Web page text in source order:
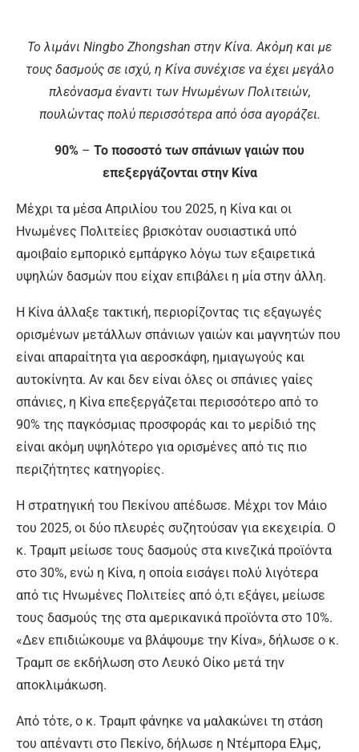
Το λιμάνι Ningbo Zhongshan στην Κίνα. Ακόμη και με
τους δασμούς σε ισχύ, η Κίνα συνέχισε να έχει μεγάλο
πλεόνασμα έναντι των Ηνωμένων Πολιτειών,
πουλώντας πολύ περισσότερα από όσα αγοράζει.
90% – Το ποσοστό των σπάνιων γαιών που
επεξεργάζονται στην Κίνα
Μέχρι τα μέσα Απριλίου του 2025, η Κίνα και οι
Ηνωμένες Πολιτείες βρισκόταν ουσιαστικά υπό
αμοιβαίο εμπορικό εμπάργκο λόγω των εξαιρετικά
υψηλών δασμών που είχαν επιβάλει η μία στην άλλη.
Η Κίνα άλλαξε τακτική, περιορίζοντας τις εξαγωγές
ορισμένων μετάλλων σπάνιων γαιών και μαγνητών που
είναι απαραίτητα για αεροσκάφη, ημιαγωγούς και
αυτοκίνητα. Αν και δεν είναι όλες οι σπάνιες γαίες
σπάνιες, η Κίνα επεξεργάζεται περισσότερο από το
90% της παγκόσμιας προσφοράς και το μερίδιό της
είναι ακόμη υψηλότερο για ορισμένες από τις πιο
περιζήτητες κατηγορίες.
Η στρατηγική του Πεκίνου απέδωσε. Μέχρι τον Μάιο
του 2025, οι δύο πλευρές συζητούσαν για εκεχειρία. Ο
κ. Τραμπ μείωσε τους δασμούς στα κινεζικά προϊόντα
στο 30%, ενώ η Κίνα, η οποία εισάγει πολύ λιγότερα
από τις Ηνωμένες Πολιτείες από ό,τι εξάγει, μείωσε
τους δασμούς της στα αμερικανικά προϊόντα στο 10%.
«Δεν επιδιώκουμε να βλάψουμε την Κίνα», δήλωσε ο κ.
Τραμπ σε εκδήλωση στο Λευκό Οίκο μετά την
αποκλιμάκωση.
Από τότε, ο κ. Τραμπ φάνηκε να μαλακώνει τη στάση
του απέναντι στο Πεκίνο, δήλωσε η Ντέμπορα Ελμς,